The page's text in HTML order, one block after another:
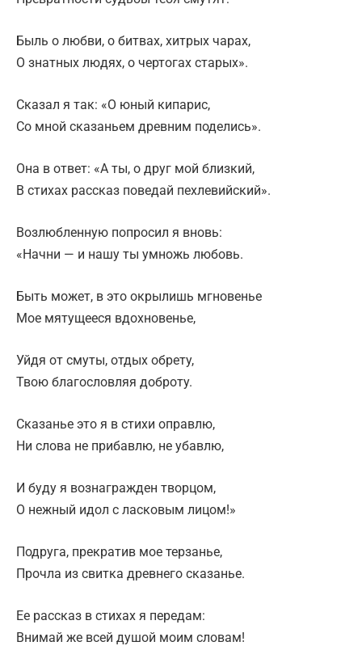
Быль о любви, о битвах, хитрых чарах,
О знатных людях, о чертогах старых».
Сказал я так: «О юный кипарис,
Со мной сказаньем древним поделись».
Она в ответ: «А ты, о друг мой близкий,
В стихах рассказ поведай пехлевийский».
Возлюбленную попросил я вновь:
«Начни — и нашу ты умножь любовь.
Быть может, в это окрылишь мгновенье
Мое мятущееся вдохновенье,
Уйдя от смуты, отдых обрету,
Твою благословляя доброту.
Сказанье это я в стихи оправлю,
Ни слова не прибавлю, не убавлю,
И буду я вознагражден творцом,
О нежный идол с ласковым лицом!»
Подруга, прекратив мое терзанье,
Прочла из свитка древнего сказанье.
Ее рассказ в стихах я передам:
Внимай же всей душой моим словам!